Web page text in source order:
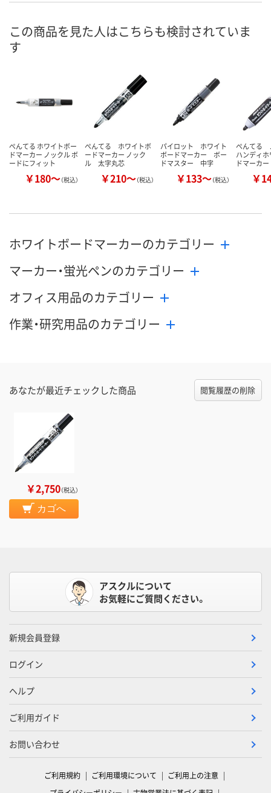
数量 数量
この商品を見た人はこちらも検討されていま
す
ぺんてる ホワイトボー
ドマーカー ノックル ボ
ードにフィット
￥180～（税込）
ぺんてる ホワイトボ
ードマーカー ノック
ル 太字丸芯
￥210～（税込）
パイロット ホワイト
ボードマーカー ボー
ドマスター 中字
￥133～（税込）
ぺんてる
ハンディ
ドマーカー
￥
ホワイトボードマーカーのカテゴリー
マーカー・蛍光ペンのカテゴリー
オフィス用品のカテゴリー
作業・研究用品のカテゴリー
あなたが最近チェックした商品 閲覧履歴の削除
￥2,750（税込）
カゴへ
アスクルについて
お気軽にご質問ください。
新規会員登録
ログイン
ヘルプ
ご利用ガイド
お問い合わせ
ご利用規約 ご利用環境について
ご利用上の注意